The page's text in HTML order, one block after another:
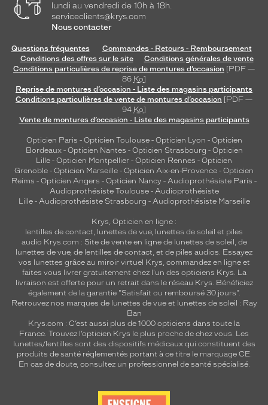
lundi au vendredi de 10h à 18h.
serviceclients@krys.com
Nous contacter
Questions fréquentes
Commandes - Retours - Remboursement
Conditions des offres sur le site
Conditions générales de vente
Conditions particulières de reprise de montures d’occasion [PDF —
86 Ko]
Reprise de montures d’occasion - Liste des magasins participants
Conditions particulières de vente de montures d’occasion [PDF —
94 Ko]
Vente de montures d’occasion - Liste des magasins participants
Opticien Paris - Opticien Toulouse- Opticien Lyon - Opticien
Bordeaux- Opticien Nantes - Opticien Strasbourg - Opticien
Lille - Opticien Montpellier - Opticien Rennes - Opticien
Grenoble - Opticien Marseille - Opticien Aix-en-Provence - Opticien
Reims - Opticien Angers - Opticien Nancy - Audioprothésiste Paris -
Audioprothésiste Toulouse- Audioprothésiste
Lille- Audioprothésiste Strasbourg - Audioprothésiste Marseille
Krys, Opticien en ligne :
lentilles de contact lunettes de vue, lunettes de soleil et piles
audio Krys.com : Site de vente en ligne de lunettes de soleil, de
lunettes de vue, de lentilles de contact , et de piles audios. Essayez
vos lunettes grâce au miroir virtuel Krys, commandez en ligne et
faites vous livrer gratuitement chez l'un des opticiens Krys. La
livraison est offerte pour un retrait dans le réseau Krys. Bénéficiez
également de la garantie "Satisfait ou remboursé 30 jours".
Retrouvez nos marques de lunettes de vue et lunettes de soleil : Ray
Ban
Krys.com : C’est aussi plus de 1000 opticiens dans toute la
France. Trouvez l’opticien Krys le plus proche de chez vous . Les
lunettes/lentilles sont des dispositifs médicaux qui constituent des
produits de santé réglementés portant à ce titre le marquage CE.
En cas de doute, consultez un professionnel de santé spécialisé.